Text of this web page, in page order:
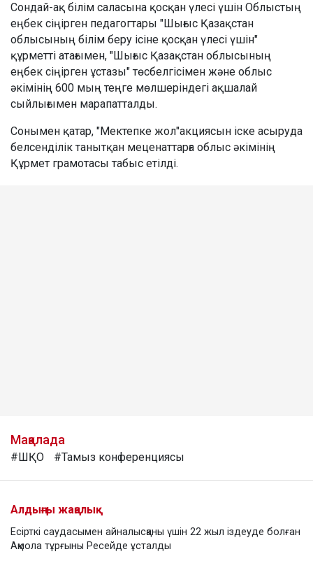
Сондай-ақ білім саласына қосқан үлесі үшін Облыстың
еңбек сіңірген педагогтары "Шығыс Қазақстан
облысының білім беру ісіне қосқан үлесі үшін"
құрметті атағымен, "Шығыс Қазақстан облысының
еңбек сіңірген ұстазы" төсбелгісімен және облыс
әкімінің 600 мың теңге мөлшеріндегі ақшалай
сыйлығымен марапатталды.
Сонымен қатар, "Мектепке жол"акциясын іске асыруда
белсенділік танытқан меценаттарға облыс әкімінің
Құрмет грамотасы табыс етілді.
Мақалада
#ШҚО #Тамыз конференциясы
Алдыңғы жаңалық
Есірткі саудасымен айналысқаны үшін 22 жыл іздеуде болған
Ақмола тұрғыны Ресейде ұсталды